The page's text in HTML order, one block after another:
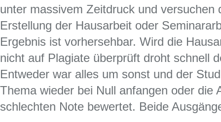
unter massivem Zeitdruck und versuchen
Erstellung der Hausarbeit oder
Ergebnis ist vorhersehbar. Wird die
nicht auf Plagiate überprüft droht schnell
Entweder war alles um sonst und der
Thema wieder bei Null anfangen oder die
schlechten Note bewertet. Beide